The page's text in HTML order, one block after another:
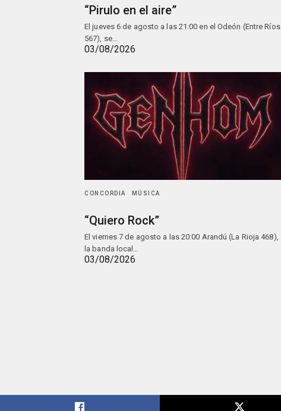
“Pirulo en el aire”
El jueves 6 de agosto a las 21:00 en el Odeón (Entre Ríos
567), se…
03/08/2026
CONCORDIA MÚSICA
“Quiero Rock”
El viernes 7 de agosto a las 20:00 Arandú (La Rioja 468),
la banda local…
03/08/2026